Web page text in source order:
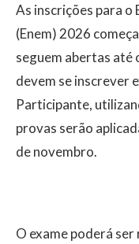
As inscrições para o
(Enem) 2026
seguem abertas até
devem se inscrever
Participante,
provas serão
de novembro.
O exame poderá